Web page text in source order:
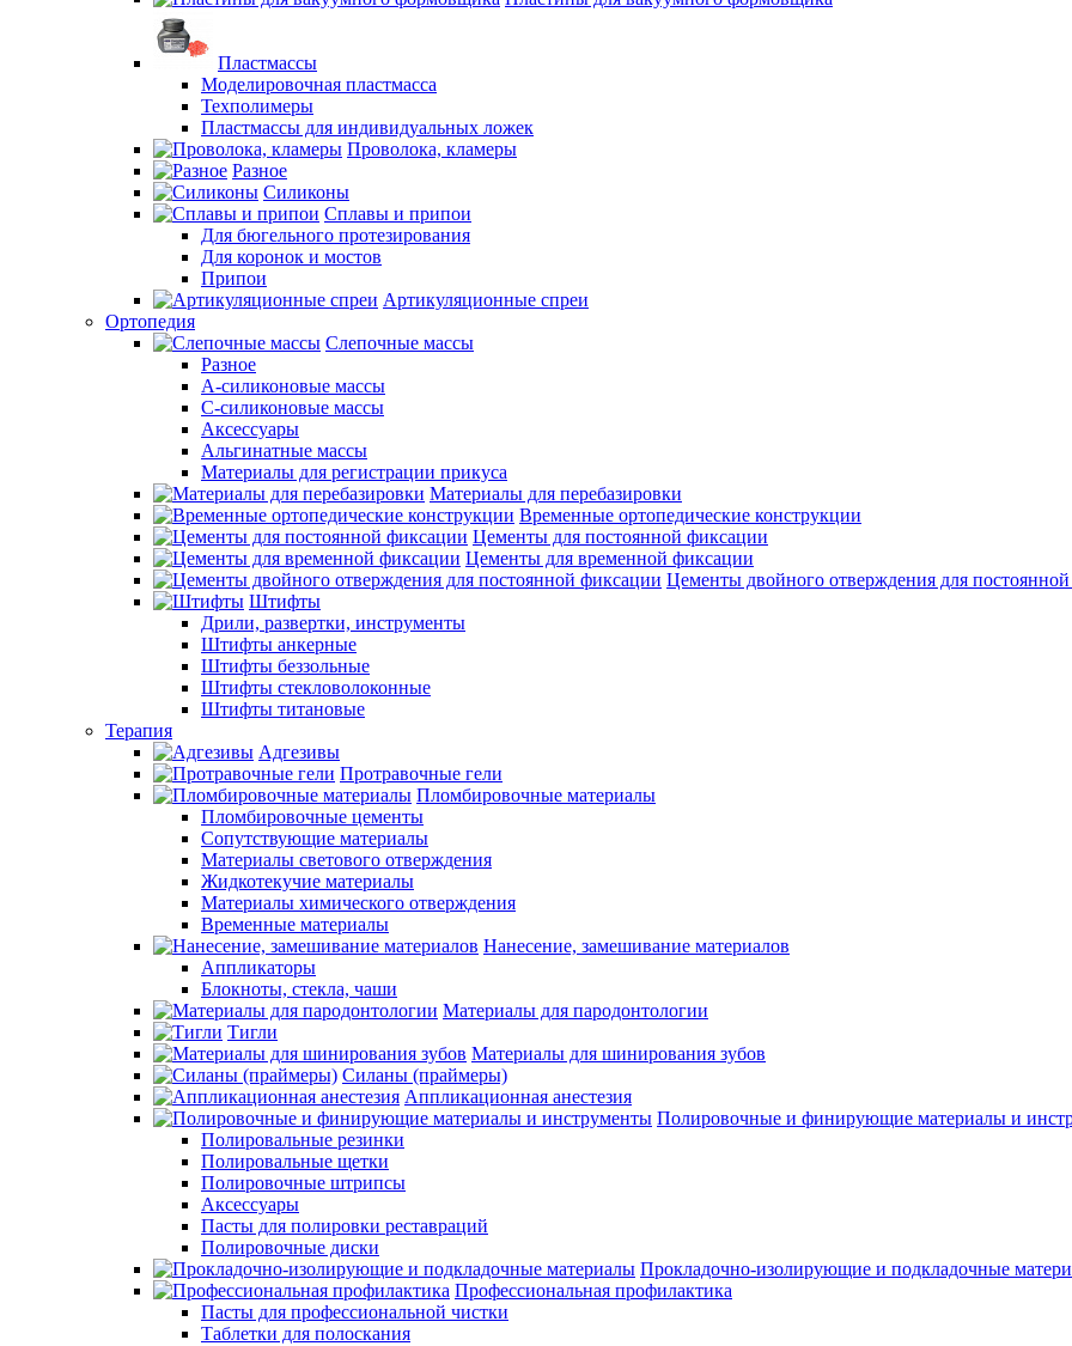
Пластмассы
Моделировочная пластмасса
Техполимеры
Пластмассы для индивидуальных ложек
Проволока, кламеры
Разное
Силиконы
Сплавы и припои
Для бюгельного протезирования
Для коронок и мостов
Припои
Артикуляционные спреи
Ортопедия
Слепочные массы
Разное
А-силиконовые массы
С-силиконовые массы
Аксессуары
Альгинатные массы
Материалы для регистрации прикуса
Материалы для перебазировки
Временные ортопедические конструкции
Цементы для постоянной фиксации
Цементы для временной фиксации
Цементы двойного отверждения для
Штифты
Дрили, развертки, инструменты
Штифты анкерные
Штифты беззольные
Штифты стекловолоконные
Штифты титановые
Терапия
Адгезивы
Протравочные гели
Пломбировочные материалы
Пломбировочные цементы
Сопутствующие материалы
Материалы светового отверждения
Жидкотекучие материалы
Материалы химического отверждения
Временные материалы
Нанесение, замешивание материалов
Аппликаторы
Блокноты, стекла, чаши
Материалы для пародонтологии
Тигли
Материалы для шинирования зубов
Силаны (праймеры)
Аппликационная анестезия
Полировочные и финирующие материалы и
Полировальные резинки
Полировальные щетки
Полировочные штрипсы
Аксессуары
Пасты для полировки реставраций
Полировочные диски
Прокладочно-изолирующие и подкладочные
Профессиональная профилактика
Пасты для профессиональной чистки
Таблетки для полоскания